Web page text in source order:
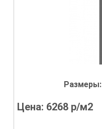
Размеры:
Цена: 6268 р/м2